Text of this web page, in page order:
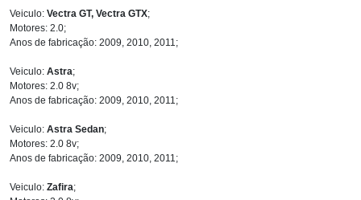
Veiculo: Vectra GT, Vectra GTX;
Motores: 2.0;
Anos de fabricação: 2009, 2010, 2011;
Veiculo: Astra;
Motores: 2.0 8v;
Anos de fabricação: 2009, 2010, 2011;
Veiculo: Astra Sedan;
Motores: 2.0 8v;
Anos de fabricação: 2009, 2010, 2011;
Veiculo: Zafira;